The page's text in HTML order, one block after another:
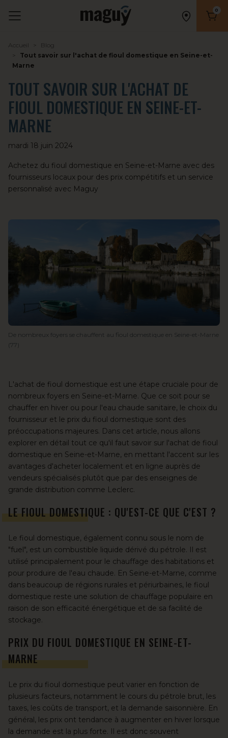
0
Accueil
Blog
Tout savoir sur l'achat de fioul domestique en Seine-et-
Marne
TOUT SAVOIR SUR L'ACHAT DE
FIOUL DOMESTIQUE EN SEINE-ET-
MARNE
mardi 18 juin 2024
Achetez du fioul domestique en Seine-et-Marne avec des
fournisseurs locaux pour des prix compétitifs et un service
personnalisé avec Maguy
De nombreux foyers se chauffent au fioul domestique en Seine-et-Marne
(77)
L'achat de fioul domestique est une étape cruciale pour de
nombreux foyers en Seine-et-Marne. Que ce soit pour se
chauffer en hiver ou pour l'eau chaude sanitaire, le choix du
fournisseur et le prix du fioul domestique sont des
préoccupations majeures. Dans cet article, nous allons
explorer en détail tout ce qu'il faut savoir sur l'achat de fioul
domestique en Seine-et-Marne, en mettant l'accent sur les
avantages d'acheter localement et en ligne auprès de
vendeurs spécialisés plutôt que par des enseignes de
grande distribution comme Leclerc.
LE FIOUL DOMESTIQUE : QU'EST-CE QUE C'EST ?
Le fioul domestique, également connu sous le nom de
"fuel", est un combustible liquide dérivé du pétrole. Il est
utilisé principalement pour le chauffage des habitations et
pour produire de l'eau chaude. En Seine-et-Marne, comme
dans beaucoup de régions rurales et périurbaines, le fioul
domestique reste une solution de chauffage populaire en
raison de son efficacité énergétique et de sa facilité de
stockage.
PRIX DU FIOUL DOMESTIQUE EN SEINE-ET-
MARNE
Le prix du fioul domestique peut varier en fonction de
plusieurs facteurs, notamment le cours du pétrole brut, les
taxes, les coûts de transport, et la demande saisonnière. En
général, les prix ont tendance à augmenter en hiver lorsque
la demande est la plus forte. Il est donc souvent